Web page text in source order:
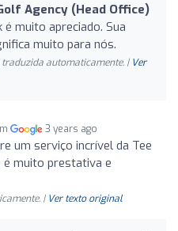
Agency (Head Office)
é muito apreciado. Sua
muito para nós.
automaticamente. | Ver
3 years ago
um serviço incrível da Tee
é muito prestativa e
| Ver texto original